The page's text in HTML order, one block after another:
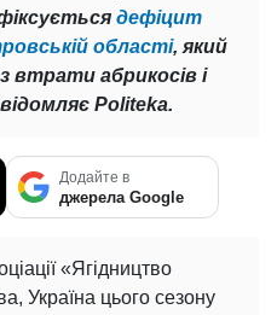
дефіцит
області, який
втрати абрикосів і
Politeka.
Додайте в
джерела Google
«Ягідництво
Україна цього сезону